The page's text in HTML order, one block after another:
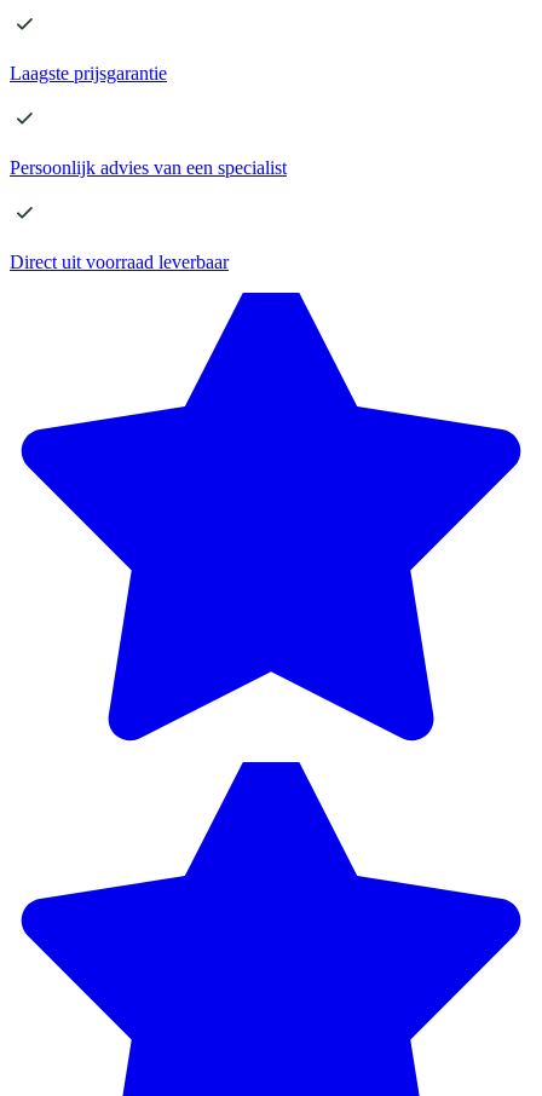
Laagste prijsgarantie
Persoonlijk advies van een specialist
Direct uit voorraad leverbaar